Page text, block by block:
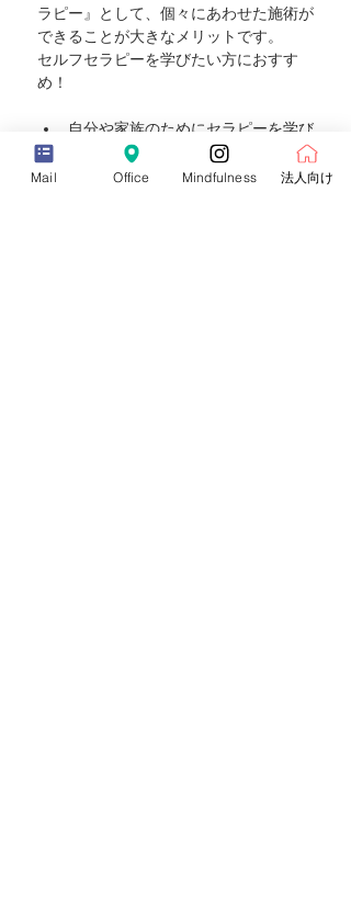
ラピー』として、個々にあわせた施術が
できることが大きなメリットです。
セルフセラピーを学びたい方におすす
め！
自分や家族のためにセラピーを学び
シンギングボウルの使い方を知りた
Mail Office Mindfulness 法人向け